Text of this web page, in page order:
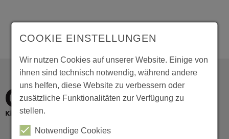
COOKIE EINSTELLUNGEN
Wir nutzen Cookies auf unserer Website. Einige von
ihnen sind technisch notwendig, während andere
uns helfen, diese Website zu verbessern oder
zusätzliche Funktionalitäten zur Verfügung zu
stellen.
Notwendige Cookies